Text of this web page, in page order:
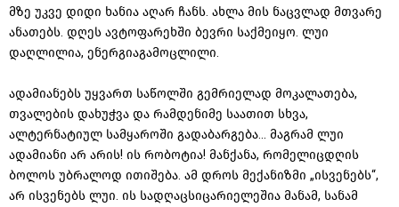
მზე უკვე დიდი ხანია აღარ ჩანს. ახლა მის ნაცვლად მთვარე
ანათებს. დღეს ავტოფარეხში ბევრი საქმეიყო. ლუი
დაღლილია, ენერგიაგამოცლილი.
ადამიანებს უყვართ საწოლში გემრიელად მოკალათება,
თვალების დახუჭვა და რამდენიმე საათით სხვა,
ალტერნატიულ სამყაროში გადაბარგება... მაგრამ ლუი
ადამიანი არ არის! ის რობოტია! მანქანა, რომელიცდღის
ბოლოს უბრალოდ ითიშება. ამ დროს მექანიზმი „ისვენებს“,
არ ისვენებს ლუი. ის სადღაცსიცარიელეშია მანამ, სანამ